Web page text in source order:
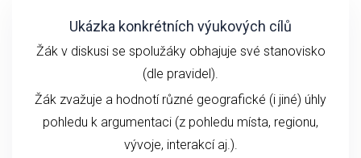
Ukázka konkrétních výukových cílů
Žák v diskusi se spolužáky obhajuje své stanovisko
(dle pravidel).
Žák zvažuje a hodnotí různé geografické (i jiné) úhly
pohledu k argumentaci (z pohledu místa, regionu,
vývoje, interakcí aj.).